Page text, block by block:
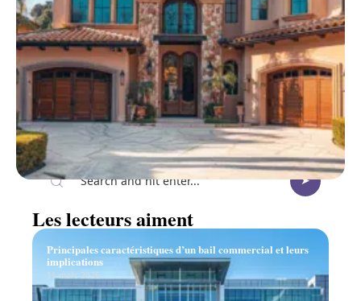
Recherche
Les lecteurs aiment
Principales caractéristiques d’un bail commercial et leurs
implications
11 mars 2026